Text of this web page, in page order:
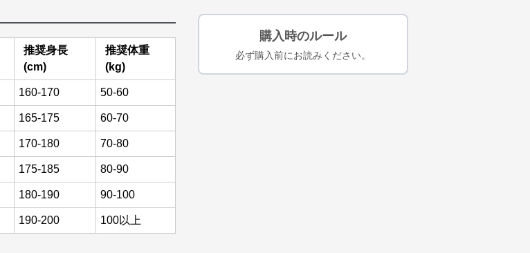
推奨身長
(cm)
推奨体重
(kg)
160-170 50-60
165-175 60-70
170-180 70-80
175-185 80-90
180-190 90-100
190-200 100以上
購入時のルール
必ず購入前にお読みください。